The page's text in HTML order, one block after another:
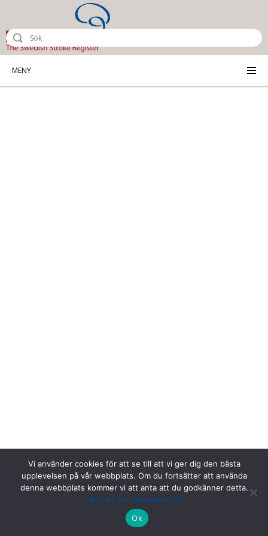
MENY
Riksstroke, Målpunkt PA rum 1013, Norrlands universitetssjukhus,
Vi använder cookies för att se till att vi ger dig den bästa
upplevelsen på vår webbplats. Om du fortsätter att använda
denna webbplats kommer vi att anta att du godkänner detta.
Läs mer om våra kakor här
Ok